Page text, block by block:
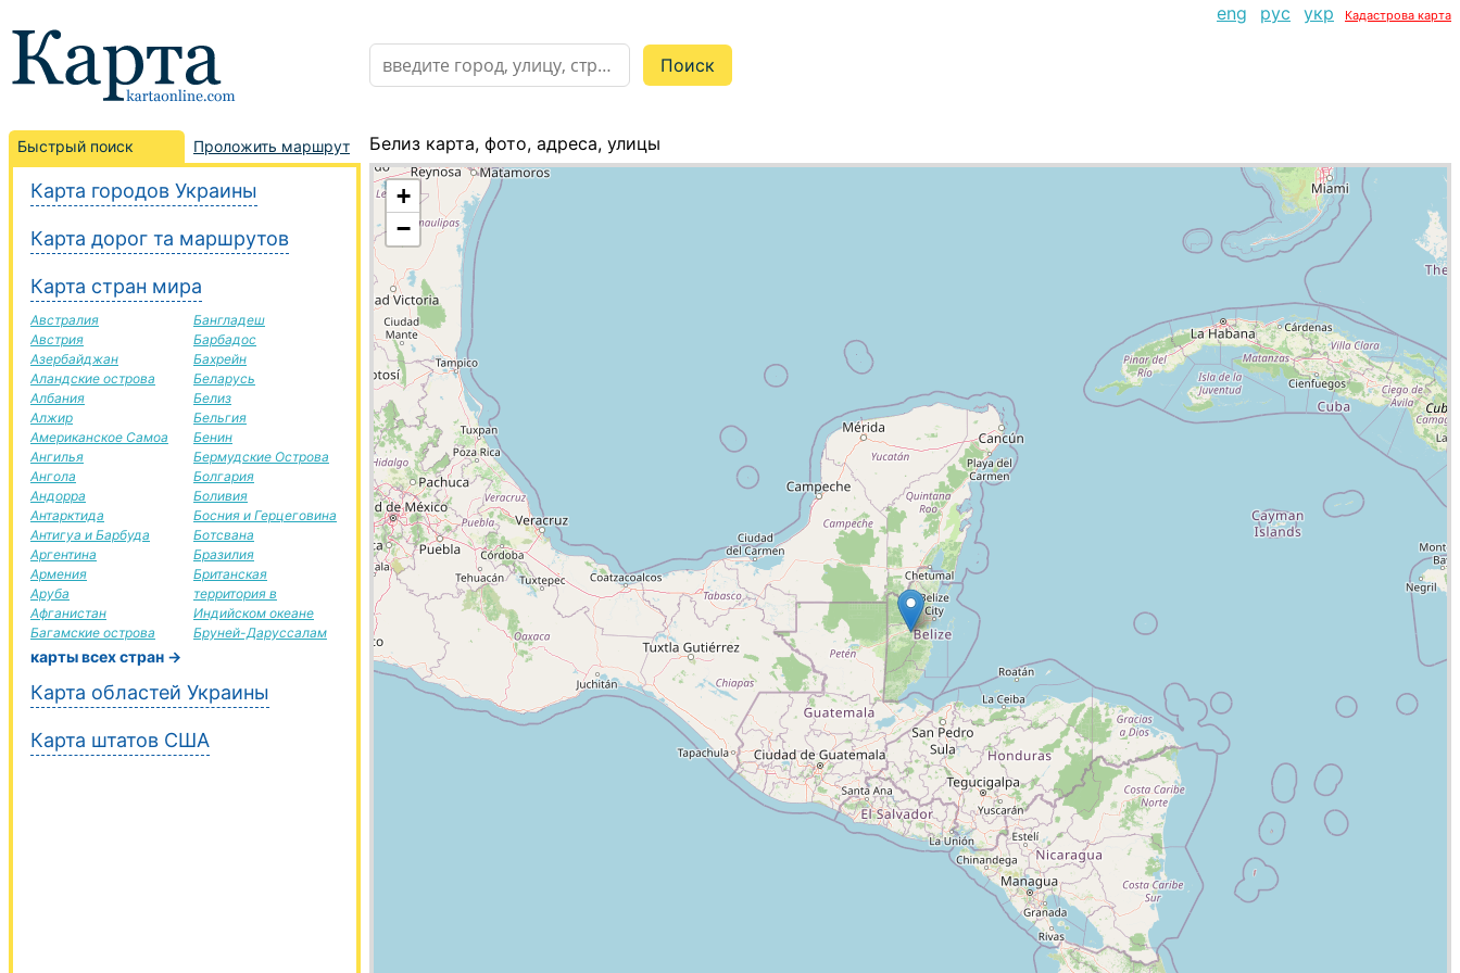
eng рус укр Кадастрова карта
Быстрый поиск Проложить маршрут
Карта городов Украины
Карта дорог та маршрутов
Карта стран мира
Австралия
Австрия
Азербайджан
Аландские острова
Албания
Алжир
Американское Самоа
Ангилья
Ангола
Андорра
Антарктида
Антигуа и Барбуда
Аргентина
Армения
Аруба
Афганистан
Багамские острова
Бангладеш
Барбадос
Бахрейн
Беларусь
Белиз
Бельгия
Бенин
Бермудские Острова
Болгария
Боливия
Босния и Герцеговина
Ботсвана
Бразилия
Британская
территория в
Индийском океане
Бруней-Даруссалам
карты всех стран →
Карта областей Украины
Карта штатов США
Белиз карта, фото, адреса, улицы
+
−